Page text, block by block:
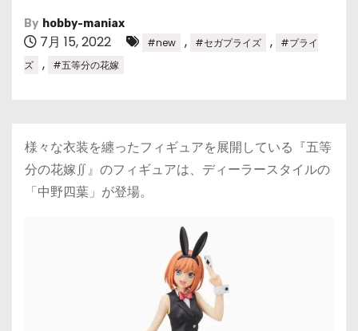
By hobby-maniax
7月 15, 2022 #new , #セガプライズ ,
#プライ
ズ
, #五等分の花嫁
様々な衣装を纏ったフィギュアを展開している『五等
分の花嫁∬』のフィギュアは、ディーラースタイルの
「中野四葉」が登場。